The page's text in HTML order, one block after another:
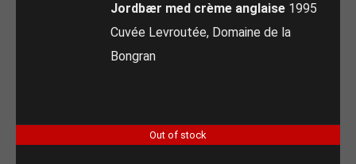
Jordbær med crème anglaise 1995
Cuvée Levroutée, Domaine de la
Bongran
Out of stock